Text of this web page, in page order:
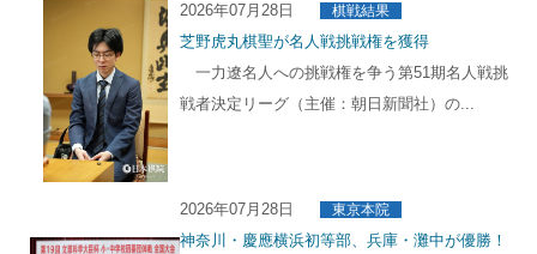
2026年07月28日 棋戦結果
芝野虎丸棋聖が名人戦挑戦権を獲得
一力遼名人への挑戦権を争う第51期名人戦挑
戦者決定リーグ（主催：朝日新聞社）の...
2026年07月28日 東京本院
神奈川・慶應横浜初等部、兵庫・灘中が優勝！